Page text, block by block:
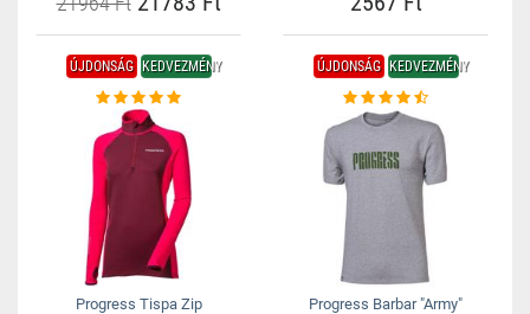
ÚJDONSÁG KEDVEZMÉNY
Progress Tispa Zip
ÚJDONSÁG KEDVEZMÉNY
Progress Barbar "Army"